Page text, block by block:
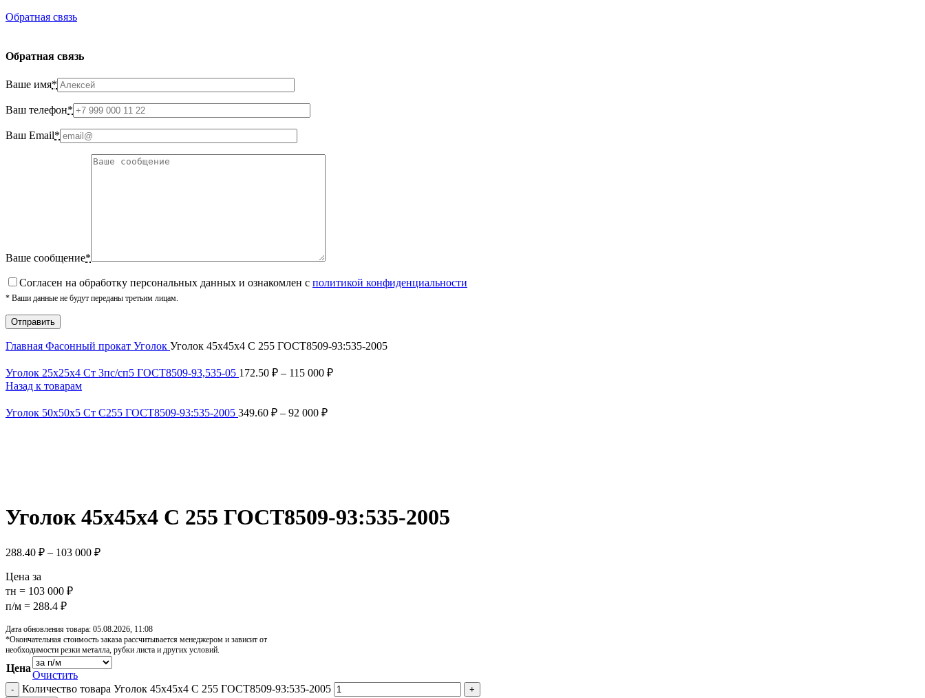
Обратная связь
Обратная связь
Ваше имя*
Ваш телефон*
Ваш Email*
Ваше сообщение*
Cогласен на обработку персональных данных и ознакомлен с политикой конфиденциальности
* Ваши данные не будут переданы третьим лицам.
Главная Фасонный прокат Уголок Уголок 45х45х4 С 255 ГОСТ8509-93:535-2005
Уголок 25х25х4 Ст 3пс/сп5 ГОСТ8509-93,535-05 172.50 ₽ – 115 000 ₽
Назад к товарам
Уголок 50х50х5 Ст С255 ГОСТ8509-93:535-2005 349.60 ₽ – 92 000 ₽
Уголок 45х45х4 С 255 ГОСТ8509-93:535-2005
288.40 ₽ – 103 000 ₽
Цена за
тн = 103 000 ₽
п/м = 288.4 ₽
Дата обновления товара: 05.08.2026, 11:08
*Окончательная стоимость заказа рассчитывается менеджером и зависит от
необходимости резки металла, рубки листа и других условий.
Цена
Очистить
Количество товара Уголок 45х45х4 С 255 ГОСТ8509-93:535-2005